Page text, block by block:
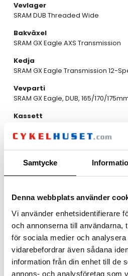
Samtycke
Denna webbplats använder
Vi använder enhetsidentifierare
och annonserna till användarna,
för sociala medier och
vidarebefordrar även sådana
information från din enhet till de
annons- och analysföretag som
Vevlager
SRAM DUB Threaded Wide
Bakväxel
SRAM GX Eagle AXS Transmission
Kedja
SRAM GX Eagle Transmission 12-
Vevparti
SRAM GX Eagle, DUB, 165/170/
Kassett
34T
Hjul och däck
tubeless ready, DT Swiss 370 hub,
Bakhjul
Roval Control SL V, Hookless
tubeless ready, DT Swiss 370 hub,
Bakdäck
Specialized Air Trak, Flex Lite